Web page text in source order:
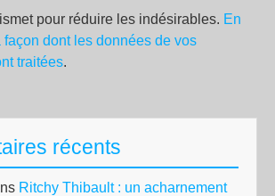
pour réduire les indésirables. En
dont les données de vos
traitées.
récents
Ritchy Thibault : un acharnement